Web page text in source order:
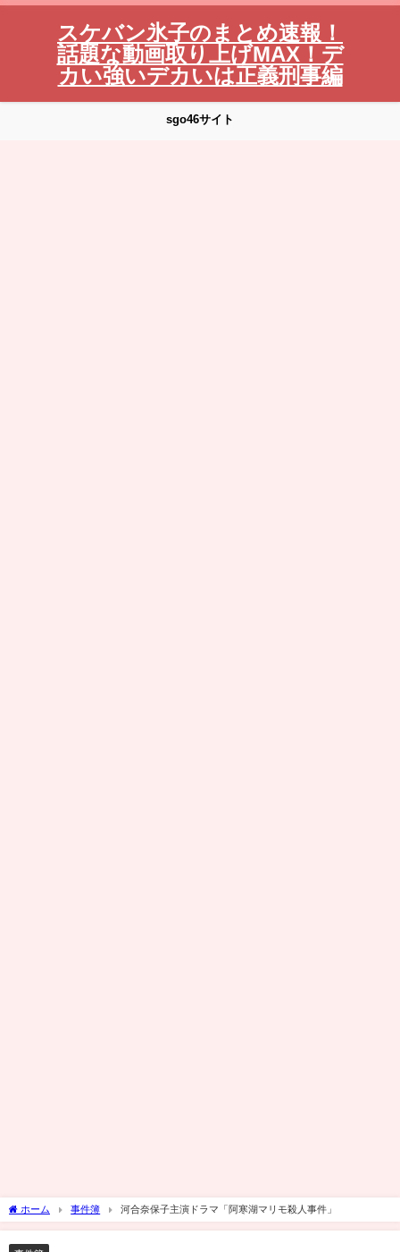
スケバン氷子のまとめ速報！
話題な動画取り上げMAX！デ
カい強いデカいは正義刑事編
sgo46サイト
ホーム 事件簿 河合奈保子主演ドラマ「阿寒湖マリモ殺人事件」